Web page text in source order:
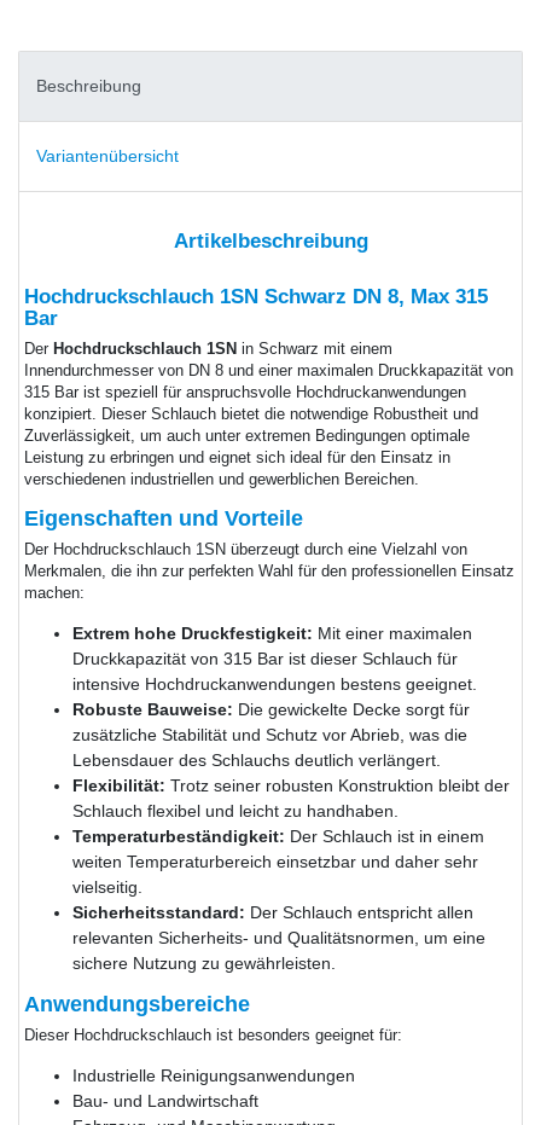
Beschreibung
Variantenübersicht
Artikelbeschreibung
Hochdruckschlauch 1SN Schwarz DN 8, Max 315
Bar
Der Hochdruckschlauch 1SN in Schwarz mit einem
Innendurchmesser von DN 8 und einer maximalen Druckkapazität von
315 Bar ist speziell für anspruchsvolle Hochdruckanwendungen
konzipiert. Dieser Schlauch bietet die notwendige Robustheit und
Zuverlässigkeit, um auch unter extremen Bedingungen optimale
Leistung zu erbringen und eignet sich ideal für den Einsatz in
verschiedenen industriellen und gewerblichen Bereichen.
Eigenschaften und Vorteile
Der Hochdruckschlauch 1SN überzeugt durch eine Vielzahl von
Merkmalen, die ihn zur perfekten Wahl für den professionellen Einsatz
machen:
Extrem hohe Druckfestigkeit: Mit einer maximalen
Druckkapazität von 315 Bar ist dieser Schlauch für
intensive Hochdruckanwendungen bestens geeignet.
Robuste Bauweise: Die gewickelte Decke sorgt für
zusätzliche Stabilität und Schutz vor Abrieb, was die
Lebensdauer des Schlauchs deutlich verlängert.
Flexibilität: Trotz seiner robusten Konstruktion bleibt der
Schlauch flexibel und leicht zu handhaben.
Temperaturbeständigkeit: Der Schlauch ist in einem
weiten Temperaturbereich einsetzbar und daher sehr
vielseitig.
Sicherheitsstandard: Der Schlauch entspricht allen
relevanten Sicherheits- und Qualitätsnormen, um eine
sichere Nutzung zu gewährleisten.
Anwendungsbereiche
Dieser Hochdruckschlauch ist besonders geeignet für:
Industrielle Reinigungsanwendungen
Bau- und Landwirtschaft